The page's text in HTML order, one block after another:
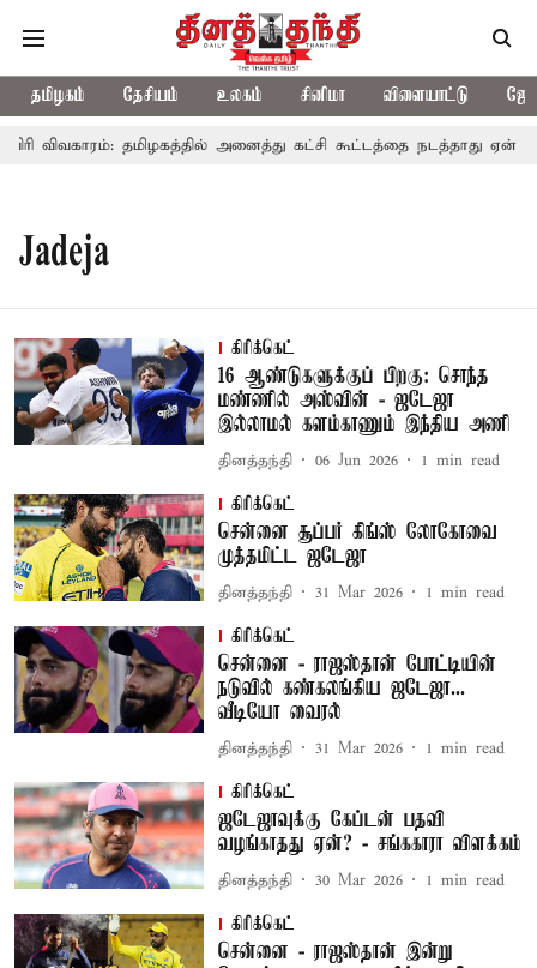
தமிழகம் தேசியம் உலகம் சினிமா விளையாட்டு
விவகாரம்: தமிழகத்தில் அனைத்து கட்சி கூட்டத்தை நடத்தாது ஏன்?
Jadeja
கிரிக்கெட்
16 ஆண்டுகளுக்குப் பிறகு: சொந்த
மண்ணில் அஸ்வின் - ஜடேஜா
இல்லாமல் களம்காணும் இந்திய அணி
தினத்தந்தி 06 Jun 2026 1 min read
கிரிக்கெட்
சென்னை சூப்பர் கிங்ஸ் லோகோவை
முத்தமிட்ட ஜடேஜா
தினத்தந்தி 31 Mar 2026 1 min read
கிரிக்கெட்
சென்னை - ராஜஸ்தான் போட்டியின்
நடுவில் கண்கலங்கிய ஜடேஜா...
வீடியோ வைரல்
தினத்தந்தி 31 Mar 2026 1 min read
கிரிக்கெட்
ஜடேஜாவுக்கு கேப்டன் பதவி
வழங்காதது ஏன்? - சங்ககாரா விளக்கம்
தினத்தந்தி 30 Mar 2026 1 min read
கிரிக்கெட்
சென்னை - ராஜஸ்தான் இன்று